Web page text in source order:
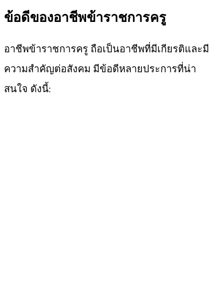
ข้อดีของอาชีพข้าราชการครู
อาชีพข้าราชการครู ถือเป็นอาชีพที่มีเกียรติและมี
ความสำคัญต่อสังคม มีข้อดีหลายประการที่น่า
สนใจ ดังนี้: